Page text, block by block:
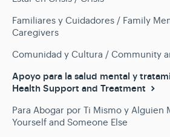
Familiares y Cuidadores / Family
Caregivers
Comunidad y Cultura / Community
Apoyo para la salud mental y
Health Support and Treatment
Para Abogar por Ti Mismo y Alguien
Yourself and Someone Else